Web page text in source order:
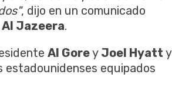
, dijo en un comunicado
Al Jazeera.
Al Gorey Joel Hyatt y
estadounidenses equipados